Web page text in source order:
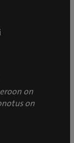
on
on